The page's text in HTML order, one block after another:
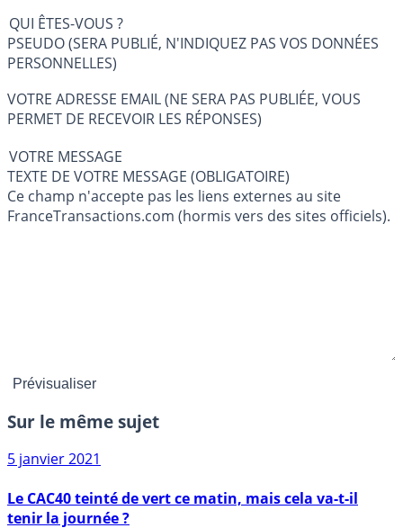
QUI ÊTES-VOUS ?
PSEUDO (SERA PUBLIÉ, N'INDIQUEZ PAS VOS DONNÉES
PERSONNELLES)
VOTRE ADRESSE EMAIL (NE SERA PAS PUBLIÉE, VOUS
PERMET DE RECEVOIR LES RÉPONSES)
VOTRE MESSAGE
TEXTE DE VOTRE MESSAGE (OBLIGATOIRE)
Ce champ n'accepte pas les liens externes au site
FranceTransactions.com (hormis vers des sites officiels).
Sur le même sujet
5 janvier 2021
Le CAC40 teinté de vert ce matin, mais cela va-t-il
tenir la journée ?